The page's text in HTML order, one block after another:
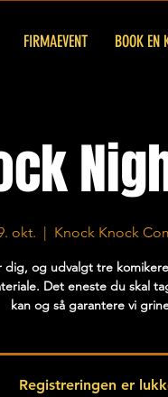
FIRMAEVENT BOOK EN
okt.
  |
Knock Knock
og udvalgt tre
Det eneste du skal
Registreringen er